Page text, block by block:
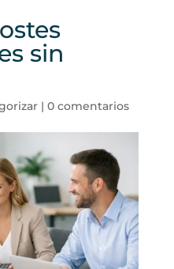
sin
| 0 comentarios